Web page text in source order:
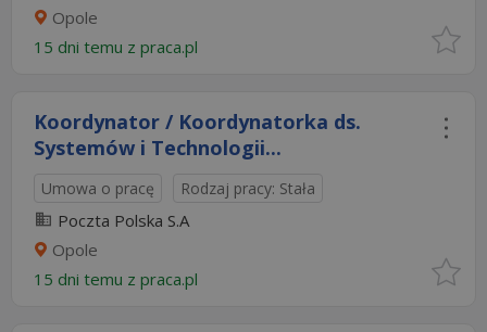
Opole
15 dni temu z praca.pl
Koordynator / Koordynatorka ds.
Systemów i Technologii...
Umowa o pracę Rodzaj pracy: Stała
Poczta Polska S.A
Opole
15 dni temu z praca.pl